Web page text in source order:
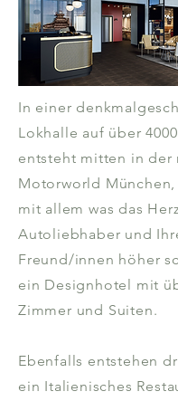
In einer
Lokhalle auf über
entsteht mitten in der
Motorworld
mit allem was das
Autoliebhaber und
Freund/innen höher
ein Designhotel mit
Zimmer und Suiten.
Ebenfalls entstehen
ein Italienisches